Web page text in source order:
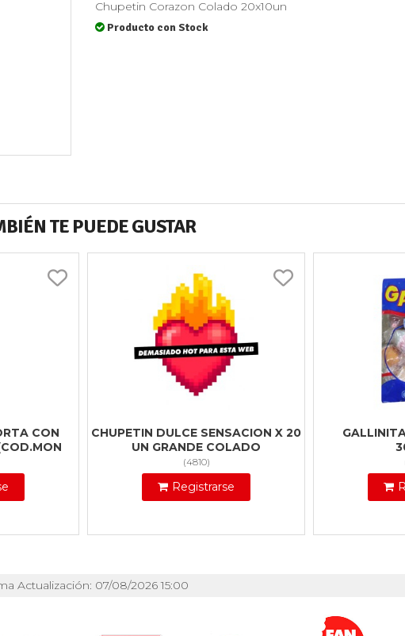
Chupetin Corazon Colado 20x10un
Producto con Stock
TE PUEDE GUSTAR
CON
CHUPETIN DULCE SENSACION X 20
UN GRANDE COLADO
(4810)
Registrarse
Actualización: 07/08/2026 15:00